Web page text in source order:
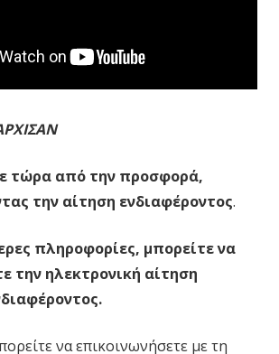
τώρα από την προσφορά,
την αίτηση ενδιαφέροντος.
πληροφορίες, μπορείτε να
την ηλεκτρονική αίτηση
να επικοινωνήσετε με τη